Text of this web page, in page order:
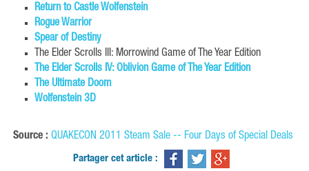
Return to Castle Wolfenstein
Rogue Warrior
Spear of Destiny
The Elder Scrolls III: Morrowind Game of The Year Edition
The Elder Scrolls IV: Oblivion Game of The Year Edition
The Ultimate Doom
Wolfenstein 3D
Source : QUAKECON 2011 Steam Sale -- Four Days of Special Deals
Partager cet article :